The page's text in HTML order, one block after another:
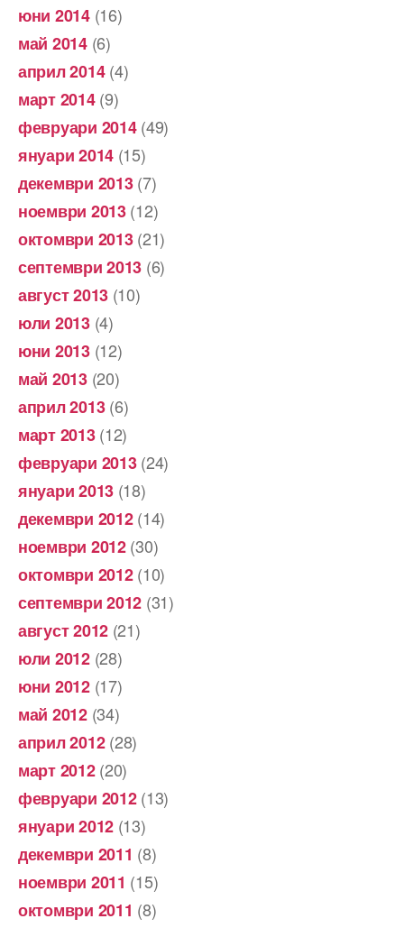
юни 2014(16)
май 2014(6)
април 2014(4)
март 2014(9)
февруари 2014(49)
януари 2014 (15)
декември 2013(7)
ноември 2013(12)
октомври 2013(21)
септември 2013 (6)
август 2013 (10)
юли 2013(4)
юни 2013(12)
май 2013(20)
април 2013(6)
март 2013(12)
февруари 2013(24)
януари 2013 (18)
декември 2012(14)
ноември 2012(30)
октомври 2012(10)
септември 2012 (31)
август 2012 (21)
юли 2012(28)
юни 2012(17)
май 2012(34)
април 2012(28)
март 2012(20)
февруари 2012(13)
януари 2012 (13)
декември 2011 (8)
ноември 2011 (15)
октомври 2011 (8)